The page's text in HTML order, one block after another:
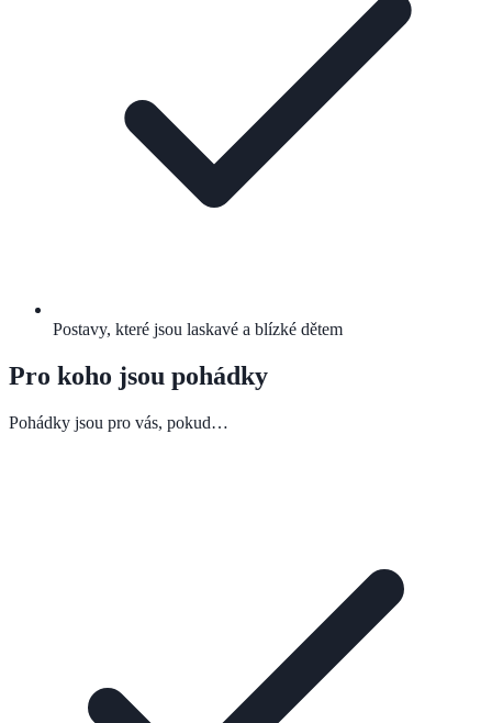
Postavy, které jsou laskavé a blízké dětem
Pro koho jsou pohádky
Pohádky jsou pro vás, pokud…